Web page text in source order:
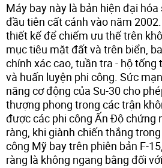
Máy bay này là bản hiện đại hóa
đầu tiên cất cánh vào năm
thiết kế để chiếm ưu thế trên
mục tiêu mặt đất và trên biển,
chính xác cao, tuần tra - hộ tống
và huấn luyện phi công. Sức
năng cơ động của Su-30 cho
thượng phong trong các trận
được các phi công Ấn Độ chứng
ràng, khi giành chiến thắng
công Mỹ bay trên phiên bản F-
ràng là không ngang bằng đối